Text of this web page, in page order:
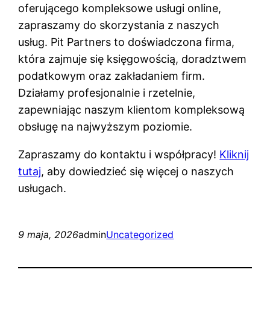
oferującego kompleksowe usługi online,
zapraszamy do skorzystania z naszych
usług. Pit Partners to doświadczona firma,
która zajmuje się księgowością, doradztwem
podatkowym oraz zakładaniem firm.
Działamy profesjonalnie i rzetelnie,
zapewniając naszym klientom kompleksową
obsługę na najwyższym poziomie.
Zapraszamy do kontaktu i współpracy! Kliknij
tutaj, aby dowiedzieć się więcej o naszych
usługach.
9 maja, 2026adminUncategorized